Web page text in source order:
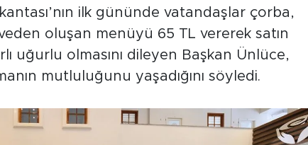
ilk gününde vatandaşlar çorba,
oluşan menüyü 65 TL vererek satın
uğurlu olmasını dileyen Başkan Ünlüce,
mutluluğunu yaşadığını söyledi.